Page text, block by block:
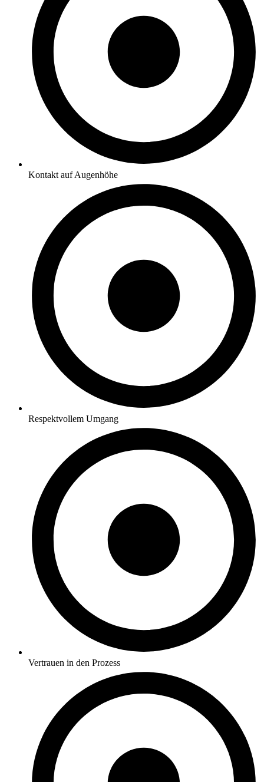
Kontakt auf Augenhöhe
Respektvollem Umgang
Vertrauen in den Prozess